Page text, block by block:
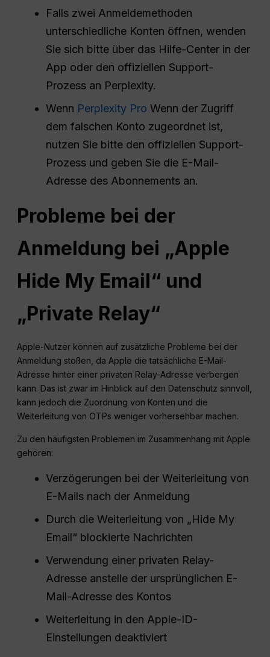
Falls zwei Anmeldemethoden
unterschiedliche Konten öffnen, wenden
Sie sich bitte über das Hilfe-Center in der
App oder den offiziellen Support-
Prozess an Perplexity.
Wenn Perplexity Pro Wenn der Zugriff
dem falschen Konto zugeordnet ist,
nutzen Sie bitte den offiziellen Support-
Prozess und geben Sie die E-Mail-
Adresse des Abonnements an.
Probleme bei der
Anmeldung bei „Apple
Hide My Email“ und
„Private Relay“
Apple-Nutzer können auf zusätzliche Probleme bei der
Anmeldung stoßen, da Apple die tatsächliche E-Mail-
Adresse hinter einer privaten Relay-Adresse verbergen
kann. Das ist zwar im Hinblick auf den Datenschutz sinnvoll,
kann jedoch die Zuordnung von Konten und die
Weiterleitung von OTPs weniger vorhersehbar machen.
Zu den häufigsten Problemen im Zusammenhang mit Apple
gehören:
Verzögerungen bei der Weiterleitung von
E-Mails nach der Anmeldung
Durch die Weiterleitung von „Hide My
Email“ blockierte Nachrichten
Verwendung einer privaten Relay-
Adresse anstelle der ursprünglichen E-
Mail-Adresse des Kontos
Weiterleitung in den Apple-ID-
Einstellungen deaktiviert